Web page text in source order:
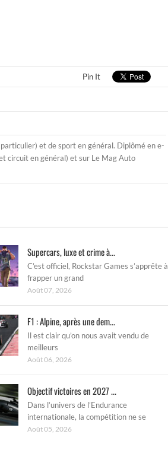
Pin It
et de sport en général. Diplômé en e-
circuit en général) et sur Le Mag Auto
Supercars, luxe et crime à...
C’est officiel, Rockstar Games s’apprête à
frapper un grand
Août 07, 2026
F1 : Alpine, après une dem...
Il est clair qu’on nous avait vendu de
meilleurs
Août 06, 2026
Objectif victoires en 2027 ...
Dans l’univers de l’Endurance
internationale, la compétition ne se
Août 05, 2026